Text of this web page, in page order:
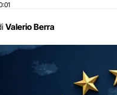
Valerio Berra